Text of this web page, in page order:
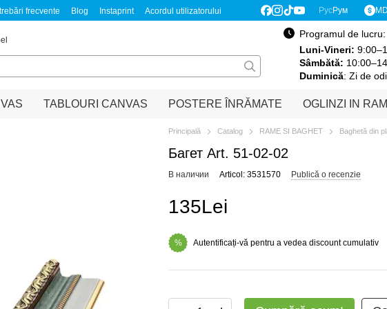
frecvente Blog Instaprint
Acordul utilizatorului
РусРум
Programul de lucru:
Luni-Vineri:
Sâmbătă:
Duminică: Zi de
TABLOURI CANVAS POSTERE ÎNRĂMATE OGLINZI IN
Principală Catalog RAME SI BAGHET Baghetă din
Багет Art. 51-02-02
В наличии Articol: 3531570 Publică o recenzie
135Lei
% Autentificați-vă pentru a vedea discount cumulativ